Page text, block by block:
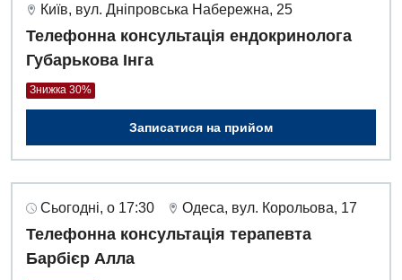
Київ, вул. Дніпровська Набережна, 25
Телефонна консультація ендокринолога
Губарькова Інга
Знижка 30%
Записатися на прийом
Сьогодні, о 17:30 Одеса, вул. Корольова, 17
Телефонна консультація терапевта
Барбієр Алла